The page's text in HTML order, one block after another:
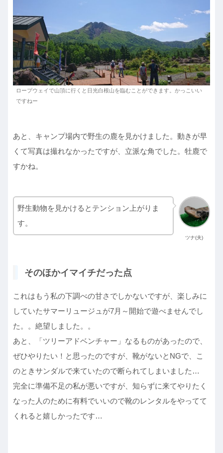
ロープウェイで山頂に行くと日光白根山を臨むことができます。かっこいい
ですねー
あと、キャンプ場内で野生の鹿を見かけました。動きが早
くて写真は撮れなかったですが、立派な角でした。牡鹿で
すかね。
ツナ(夫)
野生動物を見かけるとテンション上がりま
す。
そのほかイマイチだった点
これはもう私の下調べの甘さでしかないですが、楽しみに
していたサマーリュージュが7月～開始で遊べませんでし
た。。絶望しました。。
あと、「ツリーアドベンチャー」なるものがあったので、
ぜひやりたい！と思ったのですが、靴がないとNGで、こ
のときサンダルで来ていたので断られてしまいました…
完全に準備不足の私が悪いですが、知らずに来てやりたく
なった人のために有料でいいので靴のレンタルをやってて
くれると嬉しかったです…